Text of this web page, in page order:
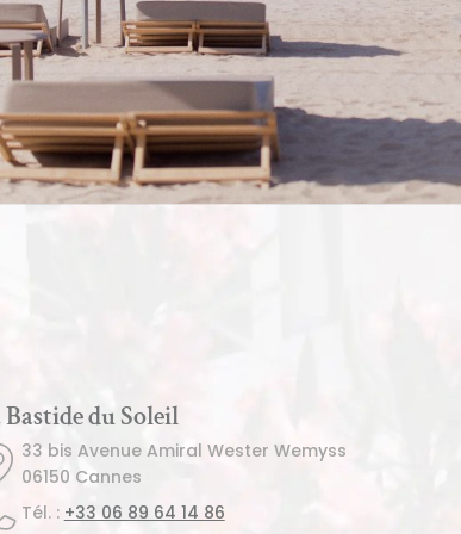
du Soleil
33 bis Avenue Amiral Wester Wemyss
06150 Cannes
Tél. : +33 06 89 64 14 86